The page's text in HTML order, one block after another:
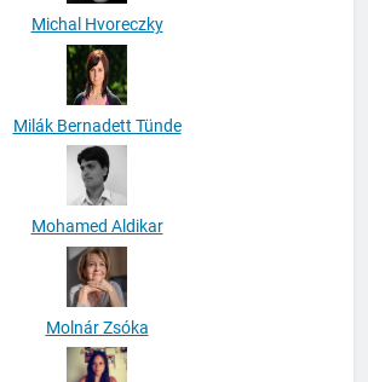
Michal Hvoreczky
Milák Bernadett Tünde
Mohamed Aldikar
Molnár Zsóka